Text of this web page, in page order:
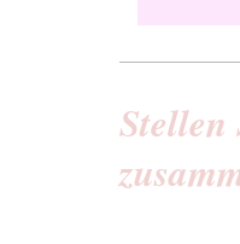
Stellen